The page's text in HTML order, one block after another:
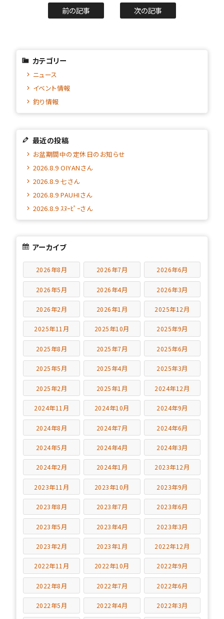
前の記事 次の記事
カテゴリー
ニュース
イベント情報
釣り情報
最近の投稿
お盆期間中の定休日のお知らせ
2026.8.9 OIYANさん
2026.8.9 七さん
2026.8.9 PAUHIさん
2026.8.9 ｽﾇｰﾋﾟｰさん
アーカイブ
2026年8月 2026年7月 2026年6月
2026年5月 2026年4月 2026年3月
2026年2月 2026年1月 2025年12月
2025年11月 2025年10月 2025年9月
2025年8月 2025年7月 2025年6月
2025年5月 2025年4月 2025年3月
2025年2月 2025年1月 2024年12月
2024年11月 2024年10月 2024年9月
2024年8月 2024年7月 2024年6月
2024年5月 2024年4月 2024年3月
2024年2月 2024年1月 2023年12月
2023年11月 2023年10月 2023年9月
2023年8月 2023年7月 2023年6月
2023年5月 2023年4月 2023年3月
2023年2月 2023年1月 2022年12月
2022年11月 2022年10月 2022年9月
2022年8月 2022年7月 2022年6月
2022年5月 2022年4月 2022年3月